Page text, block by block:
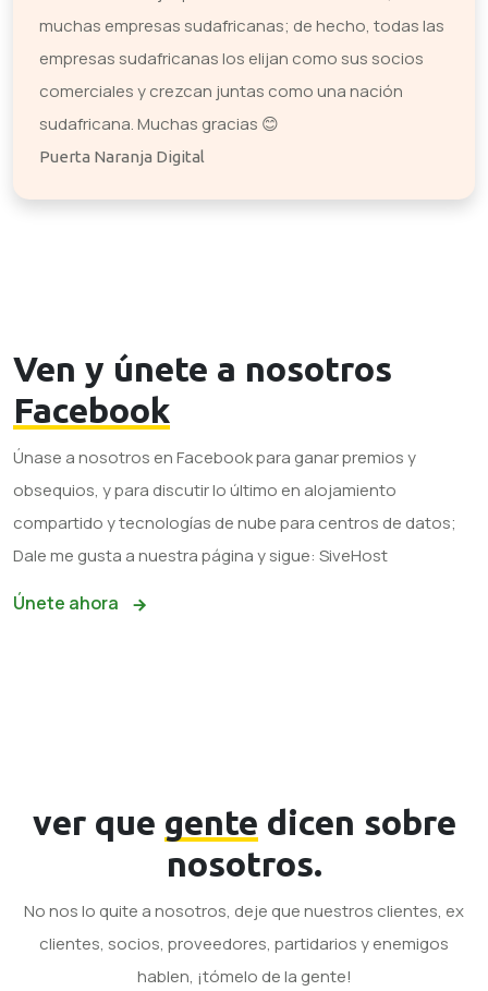
muchas empresas sudafricanas; de hecho, todas las
empresas sudafricanas los elijan como sus socios
comerciales y crezcan juntas como una nación
sudafricana. Muchas gracias 😊
Puerta Naranja Digital
Ven y únete a nosotros
Facebook
Únase a nosotros en Facebook para ganar premios y
obsequios, y para discutir lo último en alojamiento
compartido y tecnologías de nube para centros de datos;
Dale me gusta a nuestra página y sigue: SiveHost
Únete ahora
ver que gente dicen sobre
nosotros.
No nos lo quite a nosotros, deje que nuestros clientes, ex
clientes, socios, proveedores, partidarios y enemigos
hablen, ¡tómelo de la gente!